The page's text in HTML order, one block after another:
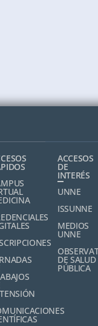
ACCESOS
DE
INTERÉS
UNNE
ISSUNNE
MEDIOS
UNNE
DE SALUD
PÚBLICA